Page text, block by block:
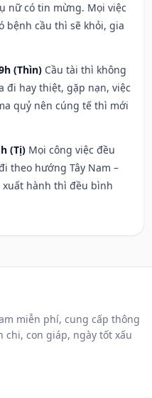
nữ có tin mừng. Mọi việc
bệnh cầu thì sẽ khỏi, gia
(Thìn) Cầu tài thì không
đi hay thiệt, gặp nạn, việc
quỷ nên cúng tế thì mới
(Tị) Mọi công việc đều
theo hướng Tây Nam –
hành thì đều bình
miễn phí, cung cấp thông
chi, con giáp, ngày tốt xấu